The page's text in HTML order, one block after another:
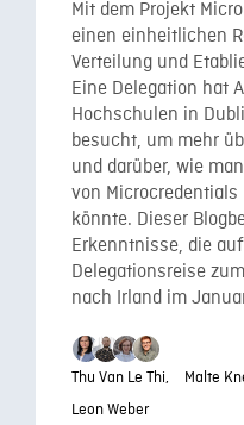
Mit dem Projekt
einen einheitlichen
Verteilung und
Eine Delegation hat
Hochschulen in
besucht, um mehr
und darüber, wie
von
könnte. Dieser
Erkenntnisse, die
Delegationsreise
nach Irland im
Thu Van Le Thi, Malte
Leon Weber